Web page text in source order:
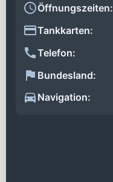
Öffnungszeiten:
Tankkarten:
Telefon:
Bundesland:
Navigation: